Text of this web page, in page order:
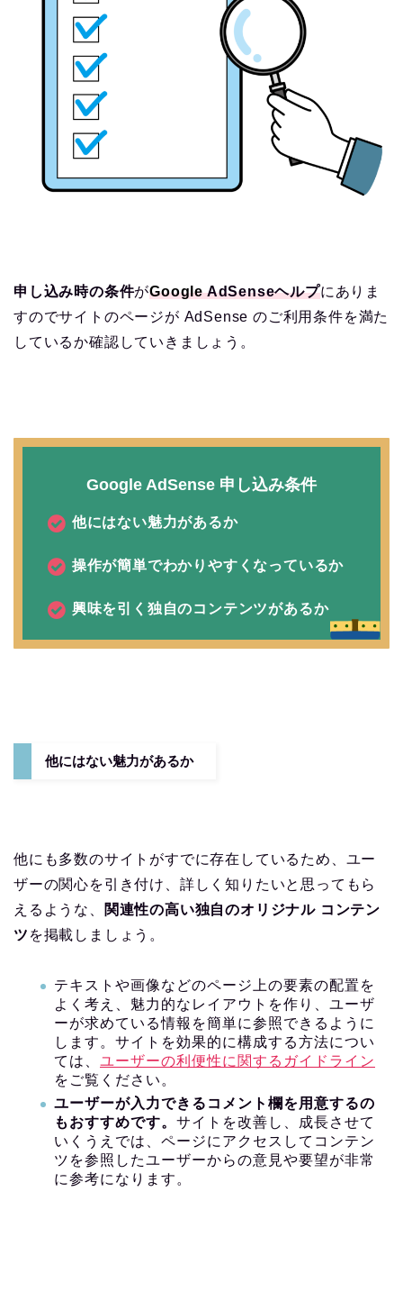
申し込み時の条件がGoogleAdSenseヘルプにありま
すのでサイトのページが AdSense のご利用条件を満た
しているか確認していきましょう。
Google AdSense 申し込み条件
他にはない魅力があるか
操作が簡単でわかりやすくなっているか
興味を引く独自のコンテンツがあるか
他にはない魅力があるか
他にも多数のサイトがすでに存在しているため、ユー
ザーの関心を引き付け、詳しく知りたいと思ってもら
えるような、
関連性の高い独自のオリジナル コンテン
ツ を掲載しましょう。
テキストや画像などのページ上の要素の配置を
よく考え、魅力的なレイアウトを作り、ユーザ
ーが求めている情報を簡単に参照できるように
します。サイトを効果的に構成する方法につい
ては、 ユーザーの利便性に関するガイドライン
をご覧ください。
ユーザーが入力できるコメント欄を用意するの
もおすすめです。 サイトを改善し、成長させて
いくうえでは、ページにアクセスしてコンテン
ツを参照したユーザーからの意見や要望が非常
に参考になります。